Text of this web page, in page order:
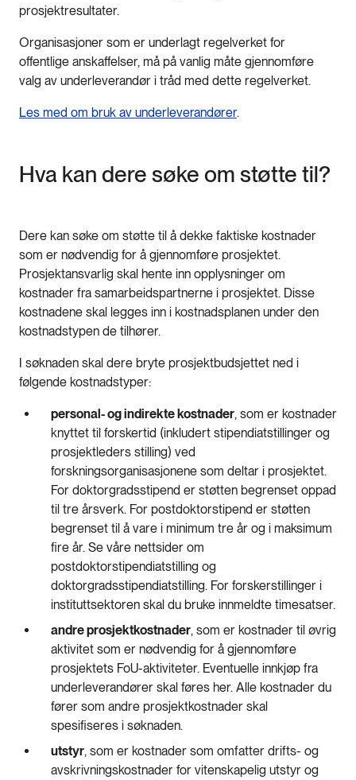
prosjektresultater.
Organisasjoner som er underlagt regelverket for
offentlige anskaffelser, må på vanlig måte gjennomføre
valg av underleverandør i tråd med dette regelverket.
Les med om bruk av underleverandører.
Hva kan dere søke om støtte til?
Dere kan søke om støtte til å dekke faktiske kostnader
som er nødvendig for å gjennomføre prosjektet.
Prosjektansvarlig skal hente inn opplysninger om
kostnader fra samarbeidspartnerne i prosjektet. Disse
kostnadene skal legges inn i kostnadsplanen under den
kostnadstypen de tilhører.
I søknaden skal dere bryte prosjektbudsjettet ned i
følgende kostnadstyper:
personal- og indirekte kostnader, som er kostnader
knyttet til forskertid (inkludert stipendiatstillinger og
prosjektleders stilling) ved
forskningsorganisasjonene som deltar i prosjektet.
For doktorgradsstipend er støtten begrenset oppad
til tre årsverk. For postdoktorstipend er støtten
begrenset til å vare i minimum tre år og i maksimum
fire år. Se våre nettsider om
postdoktorstipendiatstilling og
doktorgradsstipendiatstilling. For forskerstillinger i
instituttsektoren skal du bruke innmeldte timesatser.
andre prosjektkostnader, som er kostnader til øvrig
aktivitet som er nødvendig for å gjennomføre
prosjektets FoU-aktiviteter. Eventuelle innkjøp fra
underleverandører skal føres her. Alle kostnader du
fører som andre prosjektkostnader skal
spesifiseres i søknaden.
utstyr, som er kostnader som omfatter drifts- og
avskrivningskostnader for vitenskapelig utstyr og